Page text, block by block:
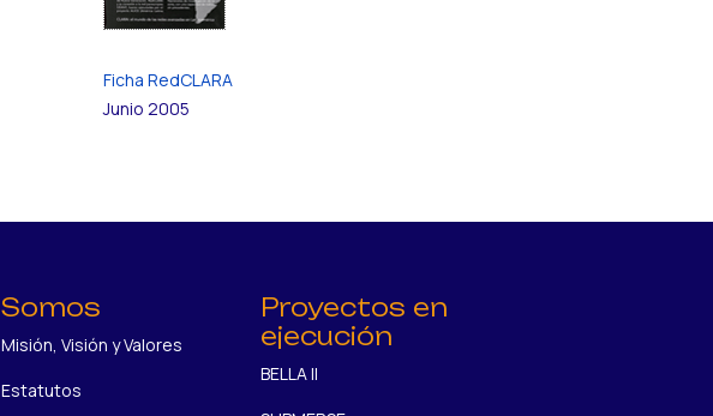
Ficha RedCLARA
Junio 2005
Somos
Misión, Visión y Valores
Estatutos
Proyectos en
ejecución
BELLA II